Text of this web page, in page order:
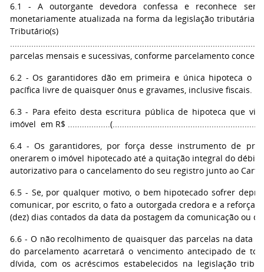
6.1 - A outorgante devedora confessa e reconhece
monetariamente atualizada na forma da legislação tributária
Tributário(s)
parcelas mensais e sucessivas, conforme parcelamento
6.2 - Os garantidores dão em primeira e única hipoteca o
pacífica livre de quaisquer ônus e gravames, inclusive fiscais.
6.3 - Para efeito desta escritura pública de hipoteca que
imóvel em R$
6.4 - Os garantidores, por força desse instrumento de
onerarem o imóvel hipotecado até a quitação integral do
autorizativo para o cancelamento do seu registro junto ao
6.5 - Se, por qualquer motivo, o bem hipotecado sofrer
comunicar, por escrito, o fato a outorgada credora e a
(dez) dias contados da data da postagem da comunicação ou
6.6 - O não recolhimento de quaisquer das parcelas na data
do parcelamento acarretará o vencimento antecipado de
dívida, com os acréscimos estabelecidos na legislação